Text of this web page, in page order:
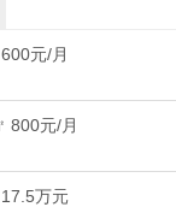
元/月
800元/月
万元